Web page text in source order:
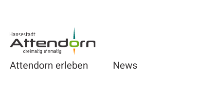
Attendorn erleben News